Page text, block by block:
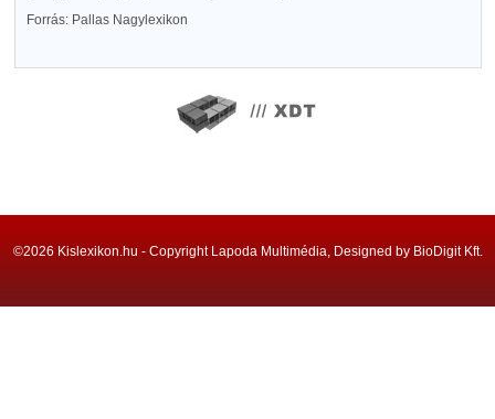
Forrás: Pallas Nagylexikon
©2026 Kislexikon.hu - Copyright Lapoda Multimédia, Designed by BioDigit Kft.